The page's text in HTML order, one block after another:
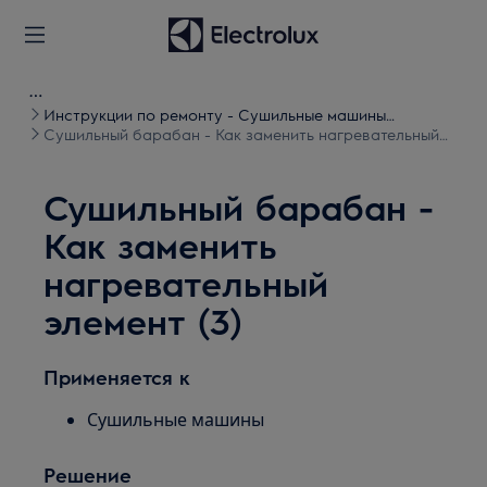
Инструкции по ремонту - Сушильные машины
барабанного типа
Сушильный барабан - Как заменить нагревательный
Сушильный барабан -
Как заменить
нагревательный
элемент (3)
Применяется к
Сушильные машины
Решение